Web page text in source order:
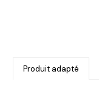
Produit adapté